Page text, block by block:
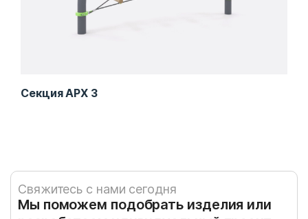
Секция АРХ 3
Свяжитесь с нами сегодня
Мы поможем подобрать изделия или